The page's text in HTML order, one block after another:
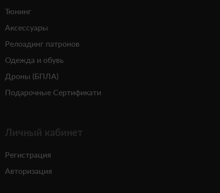
Тюнинг
Аксессуары
Релоадинг патронов
Одежда и обувь
Дроны (БПЛА)
Подарочные Сертификати
Личный кабинет
Регистрация
Авторизация